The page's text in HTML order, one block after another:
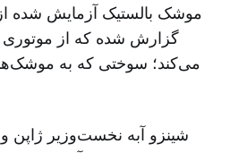
گزارش شده که از موتوری
می‌کند؛ سوختی که به
شینزو آبه نخست‌وزیر ژاپن